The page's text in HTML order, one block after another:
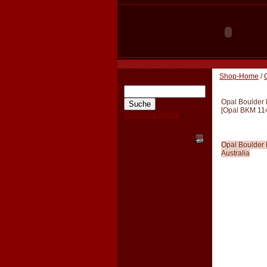
Erweiterte Suche
Shop-Home /
Opal Boulder
[Opal BKM
Opal Boulder
Australia